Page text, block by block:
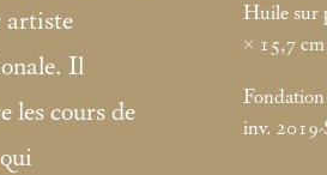
artiste
Il
les cours de
Huile sur
× 15,7 cm
inv. 2019-